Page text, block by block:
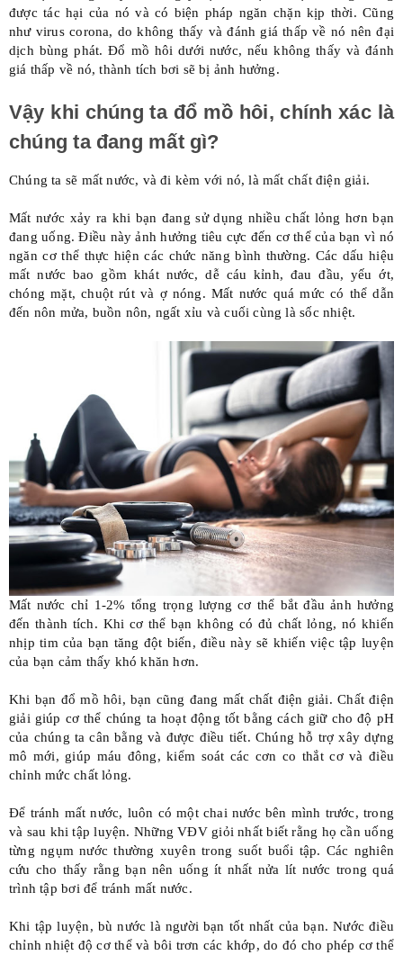
được tác hại của nó và có biện pháp ngăn chặn kịp thời. Cũng
như virus corona, do không thấy và đánh giá thấp về nó nên đại
dịch bùng phát. Đổ mồ hôi dưới nước, nếu không thấy và đánh
giá thấp về nó, thành tích bơi sẽ bị ảnh hưởng.
Vậy khi chúng ta đổ mồ hôi, chính xác là
chúng ta đang mất gì?
Chúng ta sẽ mất nước, và đi kèm với nó, là mất chất điện giải.
Mất nước xảy ra khi bạn đang sử dụng nhiều chất lỏng hơn bạn
đang uống. Điều này ảnh hưởng tiêu cực đến cơ thể của bạn vì nó
ngăn cơ thể thực hiện các chức năng bình thường. Các dấu hiệu
mất nước bao gồm khát nước, dễ cáu kỉnh, đau đầu, yếu ớt,
chóng mặt, chuột rút và ợ nóng. Mất nước quá mức có thể dẫn
đến nôn mửa, buồn nôn, ngất xỉu và cuối cùng là sốc nhiệt.
Mất nước chỉ 1-2% tổng trọng lượng cơ thể bắt đầu ảnh hưởng
đến thành tích. Khi cơ thể bạn không có đủ chất lỏng, nó khiến
nhịp tim của bạn tăng đột biến, điều này sẽ khiến việc tập luyện
của bạn cảm thấy khó khăn hơn.
Khi bạn đổ mồ hôi, bạn cũng đang mất chất điện giải. Chất điện
giải giúp cơ thể chúng ta hoạt động tốt bằng cách giữ cho độ pH
của chúng ta cân bằng và được điều tiết. Chúng hỗ trợ xây dựng
mô mới, giúp máu đông, kiểm soát các cơn co thắt cơ và điều
chỉnh mức chất lỏng.
Để tránh mất nước, luôn có một chai nước bên mình trước, trong
và sau khi tập luyện. Những VĐV giỏi nhất biết rằng họ cầnuống
từng ngụm nước thường xuyên trong suốt buổi tập. Các nghiên
cứu cho thấy rằng bạn nên uống ít nhất nửa lít nước trong quá
trình tập bơi để tránh mất nước.
Khi tập luyện, bù nước là người bạn tốt nhất của bạn. Nước điều
chỉnh nhiệt độ cơ thể và bôi trơn các khớp, do đó cho phép cơ thể